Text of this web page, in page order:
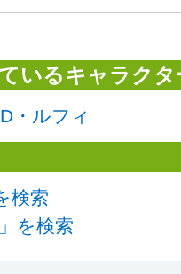
いるキャラクタ
・ルフィ
検索
を検索